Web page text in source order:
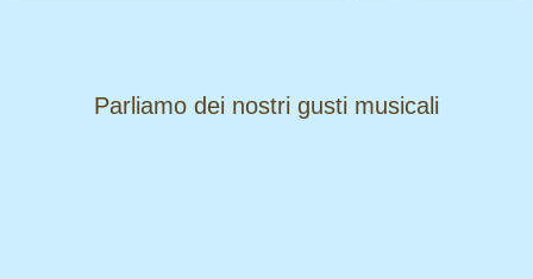
​​​​​​​Parliamo dei nostri gusti musicali